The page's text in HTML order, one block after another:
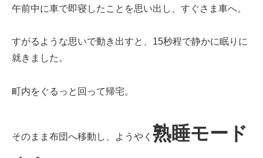
午前中に車で即寝したことを思い出し、すぐさま車へ。
すがるような思いで動き出すと、15秒程で静かに眠りに
就きました。
町内をぐるっと回って帰宅。
そのまま布団へ移動し、ようやく 熟睡モード